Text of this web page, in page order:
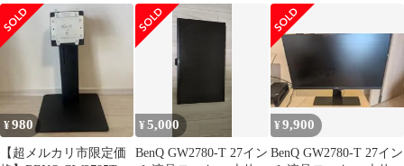
GW2765HT 27イン
チ/WQHD/IPS/DisplayPo
rtHDMIDVIVGA端子
GW2780 FULLHD
¥980
【超メルカリ市限定価
¥5,000
BenQ GW2780-T 27イン
¥9,900
BenQ GW2780-T 27イン